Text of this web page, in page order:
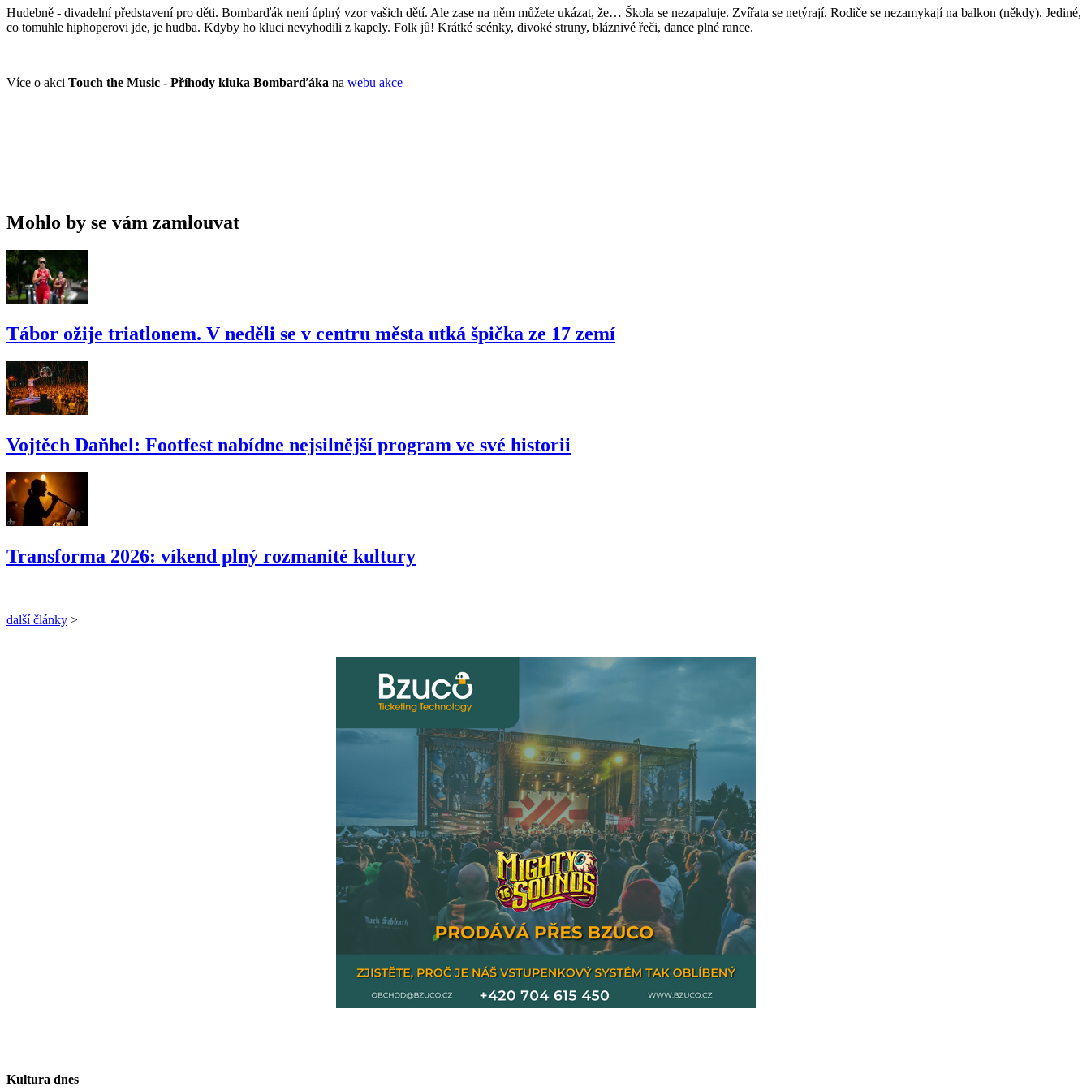
Hudebně - divadelní představení pro děti. Bombarďák není úplný vzor vašich dětí. Ale zase na něm můžete ukázat, že… Škola se nezapaluje. Zvířata se netýrají. Rodiče se nezamykají na balkon (někdy). Jediné,
co tomuhle hiphoperovi jde, je hudba. Kdyby ho kluci nevyhodili z kapely. Folk jů! Krátké scénky, divoké struny, bláznivé řeči, dance plné rance.
Více o akci Touch the Music - Příhody kluka Bombarďáka na webu akce
Mohlo by se vám zamlouvat
Tábor ožije triatlonem. V neděli se v centru města utká špička ze 17 zemí
Vojtěch Daňhel: Footfest nabídne nejsilnější program ve své historii
Transforma 2026: víkend plný rozmanité kultury
další články >
Kultura dnes